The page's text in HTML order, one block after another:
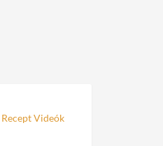
Recept Videók